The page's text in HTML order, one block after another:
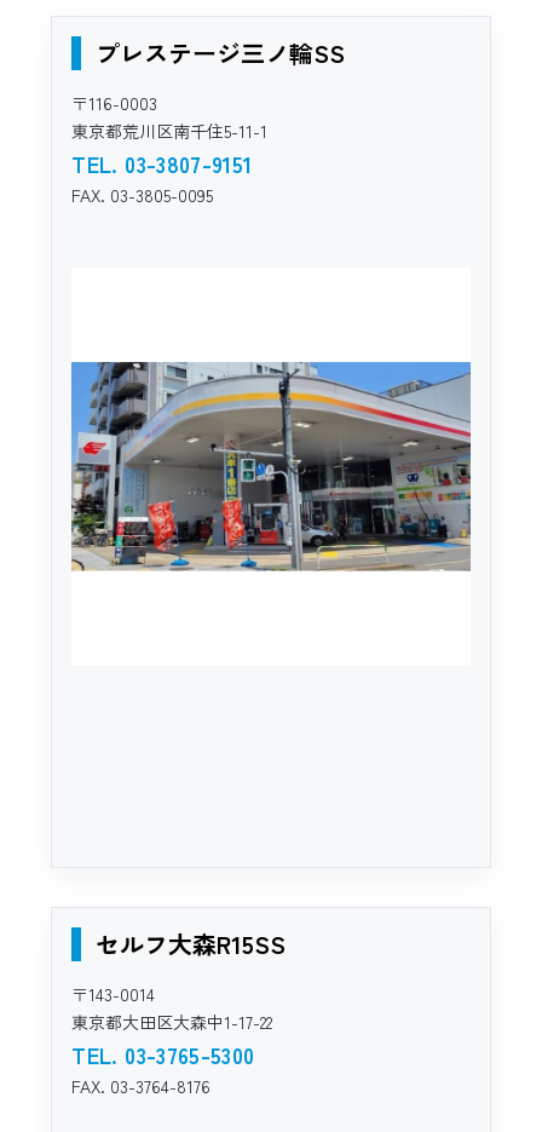
プレステージ三ノ輪SS
〒116-0003
東京都荒川区南千住5-11-1
TEL. 03-3807-9151
FAX. 03-3805-0095
セルフ大森R15SS
〒143-0014
東京都大田区大森中1-17-22
TEL. 03-3765-5300
FAX. 03-3764-8176